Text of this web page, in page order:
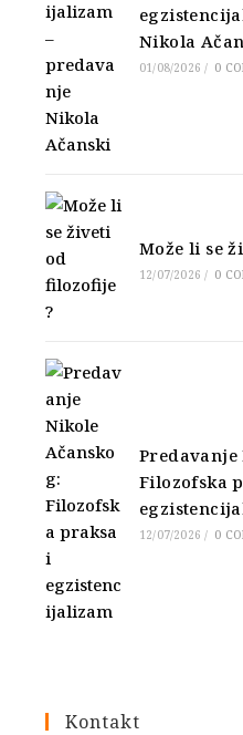
Nikola
01/08/2026 / 0
Može li se
12/07/2026 / 0
Predavanje
Filozofska
12/07/2026 / 0
Kontakt